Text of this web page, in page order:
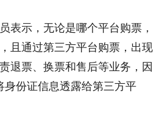
示，无论是哪个平台购票，
且通过第三方平台购票，出现
退票、换票和售后等业务，因
身份证信息透露给第三方平